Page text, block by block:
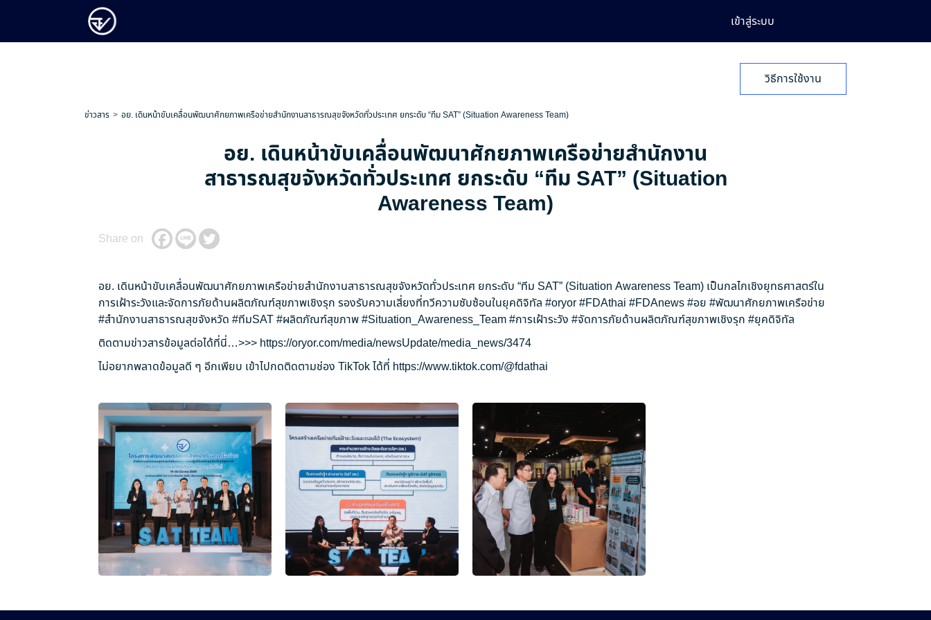
เข้าสู่ระบบ
วิธีการใช้งาน
ข่าวสาร อย. เดินหน้าขับเคลื่อนพัฒนาศักยภาพเครือข่ายสำนักงานสาธารณสุขจังหวัดทั่วประเทศ ยกระดับ “ทีม SAT” (Situation Awareness Team)
อย. เดินหน้าขับเคลื่อนพัฒนาศักยภาพเครือข่ายสำนักงาน
สาธารณสุขจังหวัดทั่วประเทศ ยกระดับ “ทีม SAT” (Situation
Awareness Team)
Share on
อย. เดินหน้าขับเคลื่อนพัฒนาศักยภาพเครือข่ายสำนักงานสาธารณสุขจังหวัดทั่วประเทศ ยกระดับ “ทีม SAT” (Situation Awareness Team) เป็นกลไกเชิงยุทธศาสตร์ใน
การเฝ้าระวังและจัดการภัยด้านผลิตภัณฑ์สุขภาพเชิงรุก รองรับความเสี่ยงที่ทวีความซับซ้อนในยุคดิจิทัล #oryor#FDAthai #FDAnews#อย #พัฒนาศักยภาพเครือข่าย
#สำนักงานสาธารณสุขจังหวัด #ทีมSAT#ผลิตภัณฑ์สุขภาพ#Situation_Awareness_Team#การเฝ้าระวัง #จัดการภัยด้านผลิตภัณฑ์สุขภาพเชิงรุก #ยุคดิจิทัล
ติดตามข่าวสารข้อมูลต่อได้ที่นี่…>>> https://oryor.com/media/newsUpdate/media_news/3474
ไม่อยากพลาดข้อมูลดี ๆ อีกเพียบ เข้าไปกดติดตามช่อง TikTok ได้ที่ https://www.tiktok.com/@fdathai